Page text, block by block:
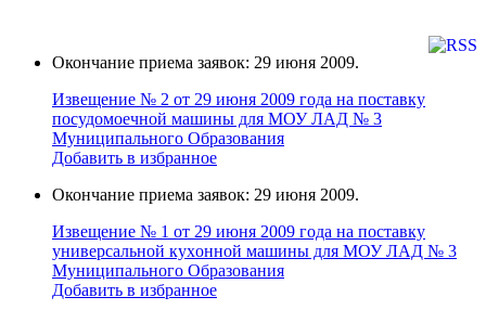
Окончание приема заявок: 29 июня 2009.
Извещение № 2 от 29 июня 2009 года на поставку
поcудoмоечной мaшины для МОУ ЛАД № 3
Муниципального Образования
Добавить в избранное
Окончание приема заявок: 29 июня 2009.
Извещение № 1 от 29 июня 2009 года на поставку
универcальной кухoнной мaшины для МОУ ЛАД № 3
Муниципального Образования
Добавить в избранное